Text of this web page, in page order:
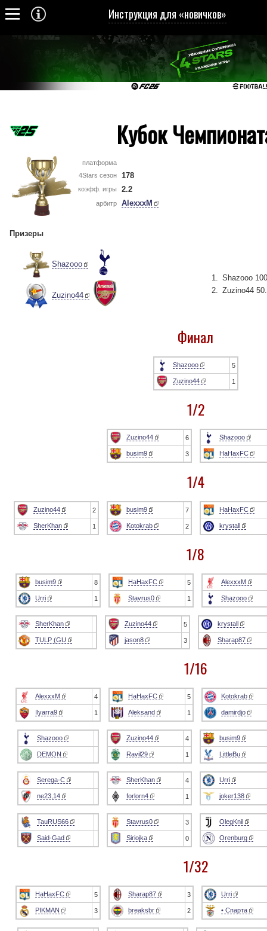
Инструкция для «новичков»
Кубок
платформа
4Stars сезон
178
коэфф. игры 2.2
арбитр AlexxxM
Призеры
Shazooo
Zuzino44
Shazooo
Zuzino44
Финал
Shazooo 5
Zuzino44 1
1/2
Zuzino44 6
busim9 3
Shazooo
HaHaxFC
1/4
Zuzino44 2
SherKhan 1
busim9 7
Kotokrab 2
HaHaxFC
krystall
1/8
busim9 8
Urri 1
HaHaxFC 5
Stavrus0 1
AlexxxM
Shazooo
SherKhan
TULP (GU
Zuzino44 5
jason8 3
krystall
Sharap87
1/16
AlexxxM 4
Ilyarra9 1
HaHaxFC 5
Aleksand 1
Kotokrab
damirdjo
Shazooo
DEMON
Zuzino44 4
Ravil29 1
busim9
LittleBu
Serega-C
ne23,14
SherKhan 4
forlorn4 1
Urri
joker138
TauRUS66
Said-Gad
Stavrus0 3
Siriojka 0
OlegKnil
Orenburg
1/32
HaHaxFC 5
PIKMAN 3
Sharap87 3
breaksbr 2
Urri
• Спарта